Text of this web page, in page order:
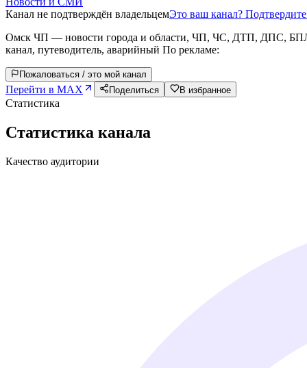
Канал не подтверждён владельцемЭто ваш канал?
Омск ЧП — новости города и области, ЧП, ЧС, ДТП, ДПС, БПЛА,
канал, путеводитель, аварийный По рекламе:
Пожаловаться / это мой канал
Перейти в MAX Поделиться В избранное
Статистика
Статистика канала
Качество аудитории